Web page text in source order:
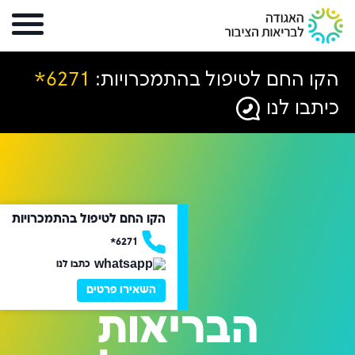
הקו החם לטיפול בהתמכרויות: 6271*
כיתבו לנו
הקו החם לטיפול בהתמכרויות
6271*
כתבו לנו
השאירו פרטים
הבריאות
הבריאות